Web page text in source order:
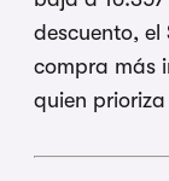
descuento, el
compra más
quien